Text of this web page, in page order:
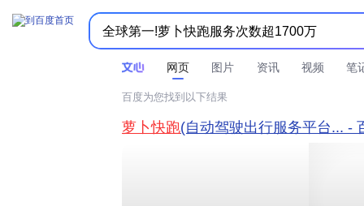
网页 图片 资讯 视频 笔
时间不限  所有网页和文件  站点内检索 
百度为您找到以下结果
萝卜快跑(自动驾驶出行服务平台... -